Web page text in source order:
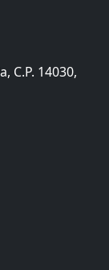
C.P. 14030,